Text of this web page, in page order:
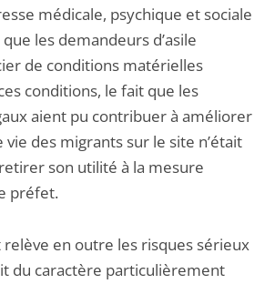
médicale, psychique et sociale
les demandeurs d’asile
de conditions matérielles
conditions, le fait que les
aient pu contribuer à améliorer
vie des migrants sur le site n’était
son utilité à la mesure
préfet.
relève en outre les risques sérieux
du caractère particulièrement